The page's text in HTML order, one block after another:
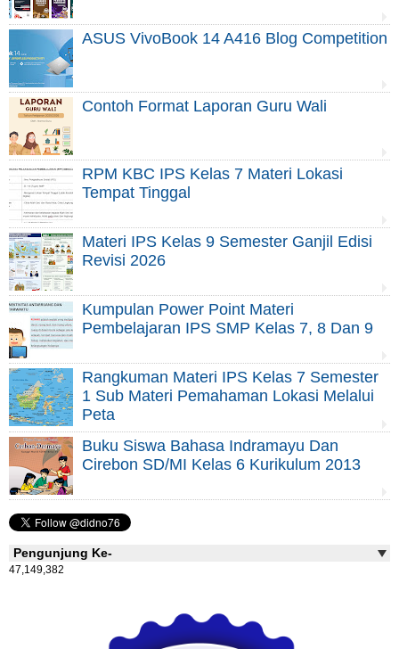
ASUS VivoBook 14 A416 Blog Competition
Contoh Format Laporan Guru Wali
RPM KBC IPS Kelas 7 Materi Lokasi
Tempat Tinggal
Materi IPS Kelas 9 Semester Ganjil Edisi
Revisi 2026
Kumpulan Power Point Materi
Pembelajaran IPS SMP Kelas 7, 8 Dan 9
Rangkuman Materi IPS Kelas 7 Semester
1 Sub Materi Pemahaman Lokasi Melalui
Peta
Buku Siswa Bahasa Indramayu Dan
Cirebon SD/MI Kelas 6 Kurikulum 2013
Pengunjung Ke-
47,149,382